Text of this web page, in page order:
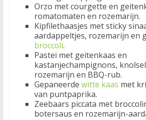
Orzo met courgette en
romatomaten en rozemarijn.
Kipfilethaasjes met sticky
aardappeltjes, rozemarijn en
broccoli.
Pastei met geitenkaas en
kastanjechampignons,
rozemarijn en BBQ-rub.
Gepaneerde witte kaas met
van puntpaprika.
Zeebaars piccata met
botersaus en rozemarijn-